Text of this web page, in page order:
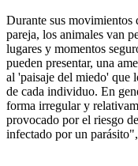
Durante sus movimientos
pareja, los animales van
lugares y momentos
pueden presentar, una
al 'paisaje del miedo' que
de cada individuo. En
forma irregular y
provocado por el riesgo
infectado por un